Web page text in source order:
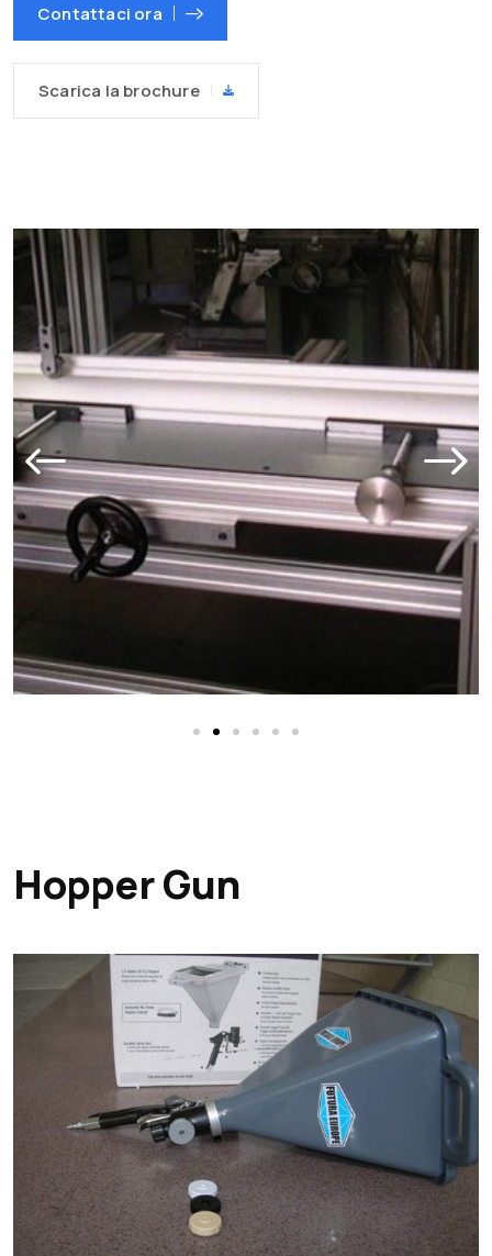
Contattaci ora
Scarica la brochure
Hopper Gun